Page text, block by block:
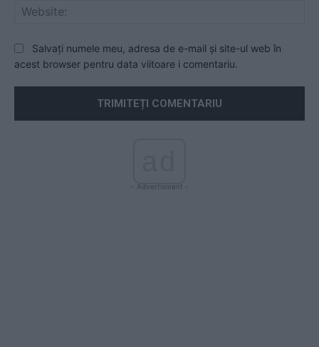
Salvați numele meu, adresa de e-mail și site-ul web în
acest browser pentru data viitoare i comentariu.
- Advertisment -